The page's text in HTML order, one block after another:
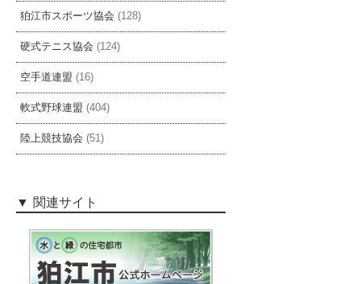
狛江市スポーツ協会 (128)
硬式テニス協会 (124)
空手道連盟 (16)
軟式野球連盟 (404)
陸上競技協会 (51)
関連サイト